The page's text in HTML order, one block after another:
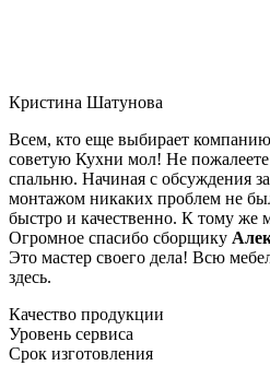
Кристина Шатунова
Всем, кто еще выбирает
советую Кухни мол! Не
спальню. Начиная с обсуждения
монтажом никаких проблем не
быстро и качественно. К тому же
Огромное спасибо сборщику
Это мастер своего дела! Всю
здесь.
Качество продукции
Уровень сервиса
Срок изготовления